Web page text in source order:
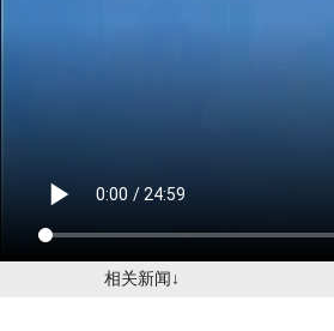
相关新闻↓